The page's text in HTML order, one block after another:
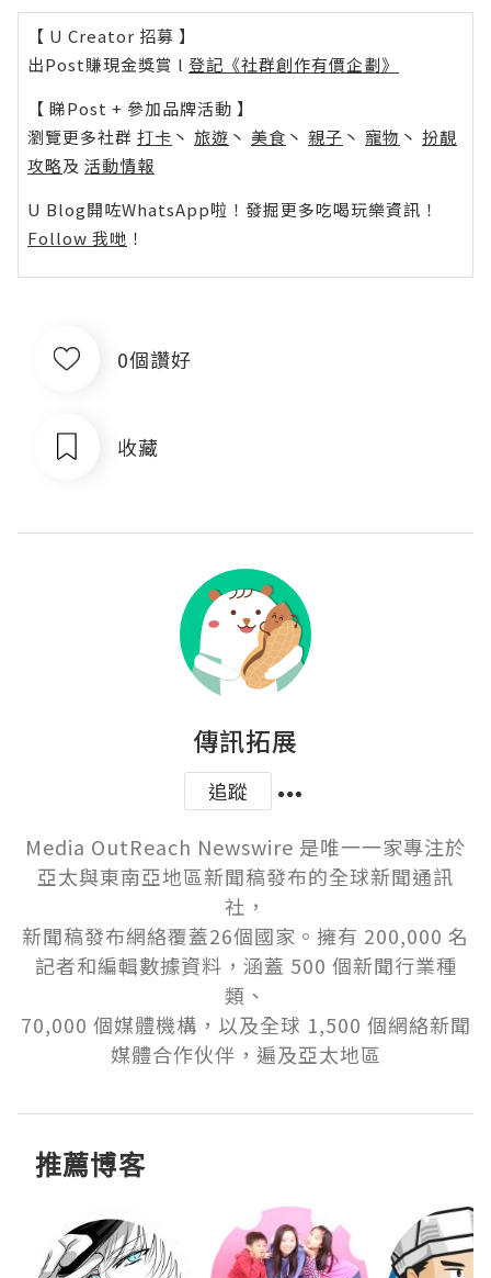
【 U Creator 招募 】
出Post賺現金獎賞 l 登記《社群創作有價企劃》
【 睇Post + 參加品牌活動 】
瀏覽更多社群 打卡 丶 旅遊 丶 美食 丶 親子 丶 寵物 丶 扮靚
攻略及 活動情報
U Blog開咗WhatsApp啦！發掘更多吃喝玩樂資訊！
Follow 我哋 ！
0個讚好
收藏
傳訊拓展
追蹤
Media OutReach Newswire 是唯一一家專注於
亞太與東南亞地區新聞稿發布的全球新聞通訊
社，
新聞稿發布網絡覆蓋26個國家。擁有 200,000 名
記者和編輯數據資料，涵蓋 500 個新聞行業種
類、
70,000 個媒體機構，以及全球 1,500 個網絡新聞
媒體合作伙伴，遍及亞太地區
推薦博客